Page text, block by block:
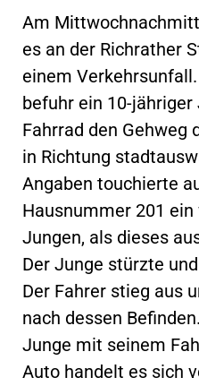
Am
es an der Richrather
einem
befuhr ein 10-
Fahrrad den Gehweg
in Richtung
Angaben touchierte
Hausnummer 201
Jungen, als dieses
Der Junge stürzte
Der Fahrer stieg aus
nach dessen
Junge mit seinem
Auto handelt es sich